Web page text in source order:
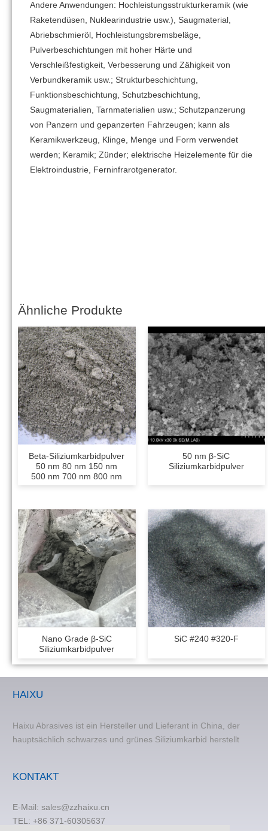
Andere Anwendungen: Hochleistungsstrukturkeramik (wie
Raketendüsen, Nuklearindustrie usw.), Saugmaterial,
Abriebschmieröl, Hochleistungsbremsbeläge,
Pulverbeschichtungen mit hoher Härte und
Verschleißfestigkeit, Verbesserung und Zähigkeit von
Verbundkeramik usw.; Strukturbeschichtung,
Funktionsbeschichtung, Schutzbeschichtung,
Saugmaterialien, Tarnmaterialien usw.; Schutzpanzerung
von Panzern und gepanzerten Fahrzeugen; kann als
Keramikwerkzeug, Klinge, Menge und Form verwendet
werden; Keramik; Zünder; elektrische Heizelemente für die
Elektroindustrie, Ferninfrarotgenerator.
Ähnliche Produkte
Beta-Siliziumkarbidpulver
50 nm 80 nm 150 nm
500 nm 700 nm 800 nm
50 nm β-SiC
Siliziumkarbidpulver
Nano Grade β-SiC
Siliziumkarbidpulver
SiC #240 #320-F
HAIXU
Haixu Abrasives ist ein Hersteller und Lieferant in China, der
hauptsächlich schwarzes und grünes Siliziumkarbid herstellt
KONTAKT
E-Mail: sales@zzhaixu.cn
TEL: +86 371-60305637